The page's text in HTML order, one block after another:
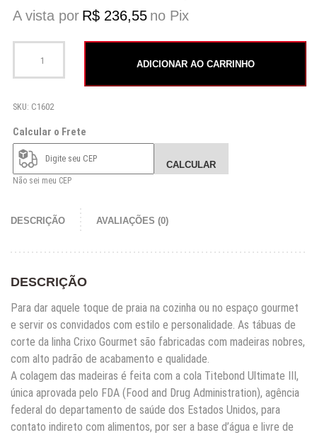
A vista por R$236,55 no Pix
Tábua de Corte Gourmet Crixo Surf com sulco quantidade
ADICIONAR AO CARRINHO
SKU: C1602
Calcular o Frete
CALCULAR
Não sei meu CEP
DESCRIÇÃO AVALIAÇÕES (0)
DESCRIÇÃO
Para dar aquele toque de praia na cozinha ou no espaço gourmet
e servir os convidados com estilo e personalidade. As tábuas de
corte da linha Crixo Gourmet são fabricadas com madeiras nobres,
com alto padrão de acabamento e qualidade.
A colagem das madeiras é feita com a cola Titebond Ultimate III,
única aprovada pelo FDA (Food and Drug Administration), agência
federal do departamento de saúde dos Estados Unidos, para
contato indireto com alimentos, por ser a base d’água e livre de